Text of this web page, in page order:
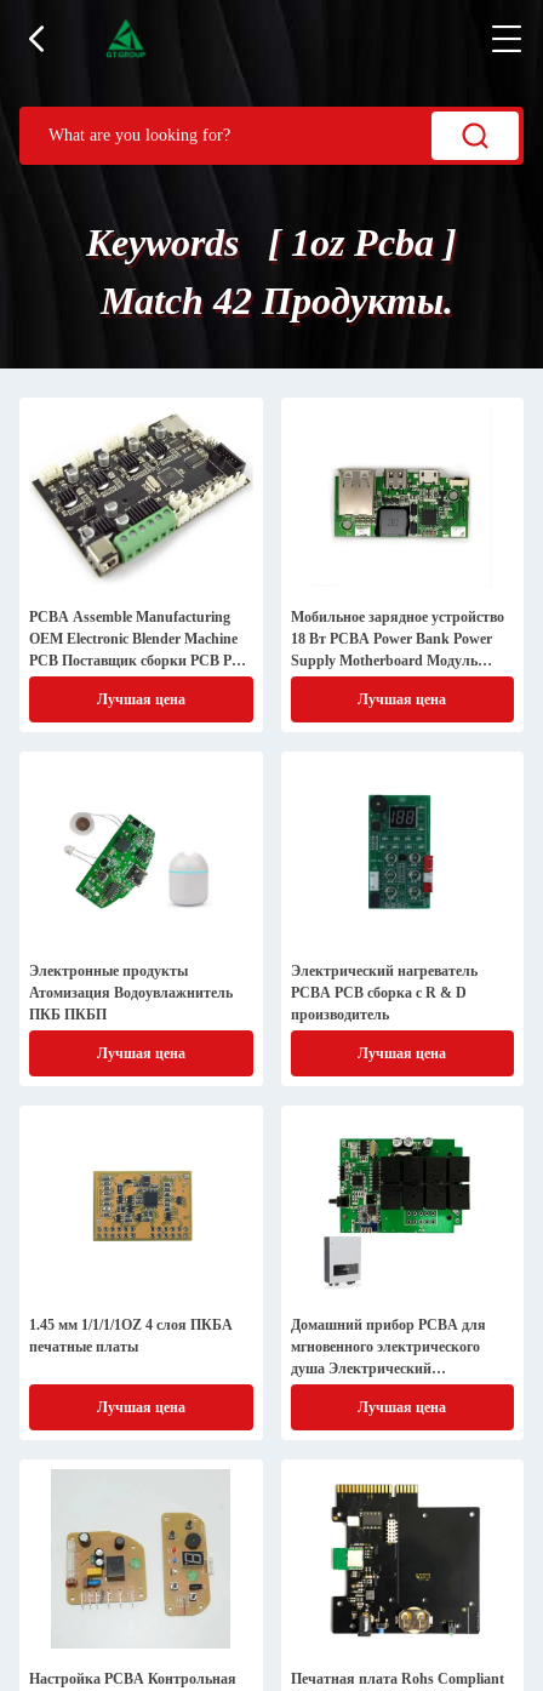
Keywords [ 1oz Pcba ]
Match 42 Продукты.
PCBA Assemble Manufacturing
OEM Electronic Blender Machine
PCB Поставщик сборки PCB PCB
сборочных плат
Лучшая цена
Мобильное зарядное устройство
18 Вт PCBA Power Bank Power
Supply Motherboard Модуль
быстрой зарядки BC12
Лучшая цена
Электронные продукты
Атомизация Водоувлажнитель
ПКБ ПКБП
Лучшая цена
Электрический нагреватель
PCBA PCB сборка с R & D
производитель
Лучшая цена
1.45 мм 1/1/1/1OZ 4 слоя ПКБА
печатные платы
Лучшая цена
Домашний прибор PCBA для
мгновенного электрического
душа Электрический
водонагреватель PCBA
Контрольная панель
Инфракрасный нагреватель
Лучшая цена
Настройка PCBA Контрольная
Печатная плата Rohs Compliant